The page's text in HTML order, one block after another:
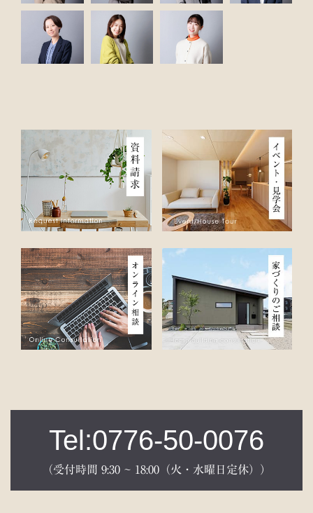
Tel:0776-50-0076
（受付時間 9:30 ~ 18:00（火・水曜日定休））